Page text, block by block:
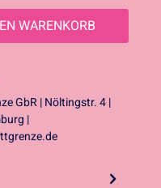
WARENKORB
GbR | Nöltingstr. 4 |
|